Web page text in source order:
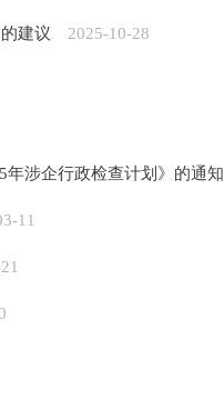
建议 2025-10-28
涉企行政检查计划》的通知
11